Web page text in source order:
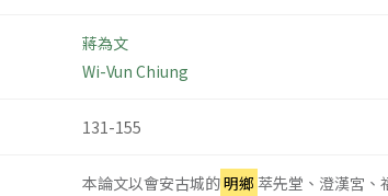
蔣為文
Wi-Vun Chiung
131-155
本論文以會安古城的明鄉 萃先堂、澄漢宮、